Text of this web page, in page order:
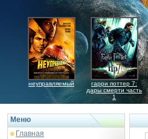
неуправляемый
гарри поттер 7:
дары смерти часть
1
Меню
Главная